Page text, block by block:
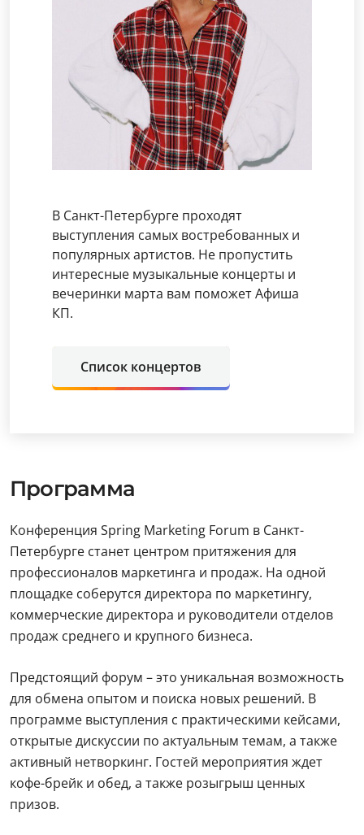
В Санкт-Петербурге проходят
выступления самых востребованных и
популярных артистов. Не пропустить
интересные музыкальные концерты и
вечеринки марта вам поможет Афиша
КП.
Список концертов
Программа
Конференция Spring Marketing Forum в Санкт-
Петербурге станет центром притяжения для
профессионалов маркетинга и продаж. На одной
площадке соберутся директора по маркетингу,
коммерческие директора и руководители отделов
продаж среднего и крупного бизнеса.
Предстоящий форум – это уникальная возможность
для обмена опытом и поиска новых решений. В
программе выступления с практическими кейсами,
открытые дискуссии по актуальным темам, а также
активный нетворкинг. Гостей мероприятия ждет
кофе-брейк и обед, а также розыгрыш ценных
призов.